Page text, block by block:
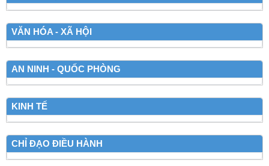
VĂN HÓA - XÃ HỘI
AN NINH - QUỐC PHÒNG
KINH TẾ
CHỈ ĐẠO ĐIỀU HÀNH